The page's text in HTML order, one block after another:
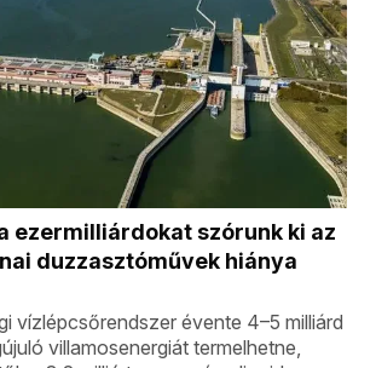
ezermilliárdokat szórunk ki az
duzzasztóművek hiánya
vízlépcsőrendszer évente 4–5 milliárd
villamosenergiát termelhetne,